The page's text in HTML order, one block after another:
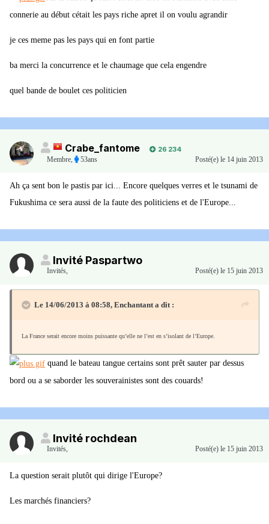
connerie au début cétait les pays riche apret il on voulu agrandir
je ces meme pas les pays qui en font partie
ba merci la concurrence et le chaumage que cela engendre
quel bande de boulet ces politicien
Crabe_fantome
26 234
Membre, 53ans Posté(e) le 14 juin 2013
Ah ça sent bon le pastis par ici... Encore quelques verres et le tsunami de
Fukushima ce sera aussi de la faute des politiciens et de l'Europe...
Invité Paspartwo
Invités, Posté(e) le 15 juin 2013
Le 14/06/2013 à 08:58, Enchantant a dit :
La France serait encore moins puissante qu’elle ne l’est en s’isolant de l’Europe.
quand le bateau tangue certains sont prêt sauter par dessus
bord ou a se saborder les souverainistes sont des couards!
Invité rochdean
Invités, Posté(e) le 15 juin 2013
La question serait plutôt qui dirige l'Europe?
Les marchés financiers?